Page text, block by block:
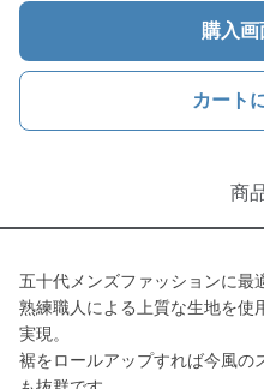
購入
カート
商
五十代メンズファッションに最
熟練職人による上質な生地を使
実現。
裾をロールアップすれば今風の